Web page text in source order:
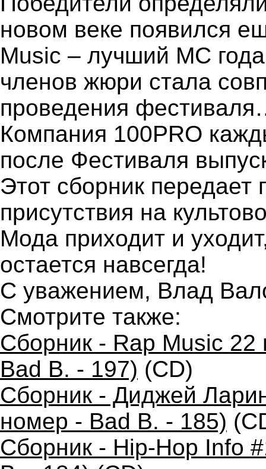
новом веке появился
Music – лучший МС
членов жюри стала
проведения
Компания 100PRO
после Фестиваля
Этот сборник
присутствия на
Мода приходит и
остается навсегда!
С уважением, Влад
Смотрите также:
Сборник - Rap Music
Bad B. - 197) (CD)
Сборник - Диджей
номер - Bad B. - 185)
Сборник - Hip-Hop Info